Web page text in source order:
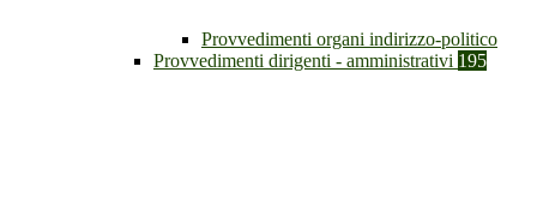
Provvedimenti organi indirizzo-politico
Provvedimenti dirigenti - amministrativi 195